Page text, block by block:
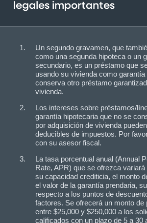
legales importantes
Un segundo gravamen, que
como una segunda hipoteca o un
secundario, es un préstamo que
usando su vivienda como garantía
conserva otro préstamo
vivienda.
Los intereses sobre préstamos/
garantía hipotecaria que no se
por adquisición de vivienda
deducibles de impuestos. Por
con su asesor fiscal.
La tasa porcentual anual (Annual
Rate, APR) que se ofrezca variará
su capacidad crediticia, el monto
el valor de la garantía prendaria,
respecto a los puntos de
factores. Se ofrecerá un monto de
entre $25,000 y $250,000 a los
calificados con un plazo de 5 a 30